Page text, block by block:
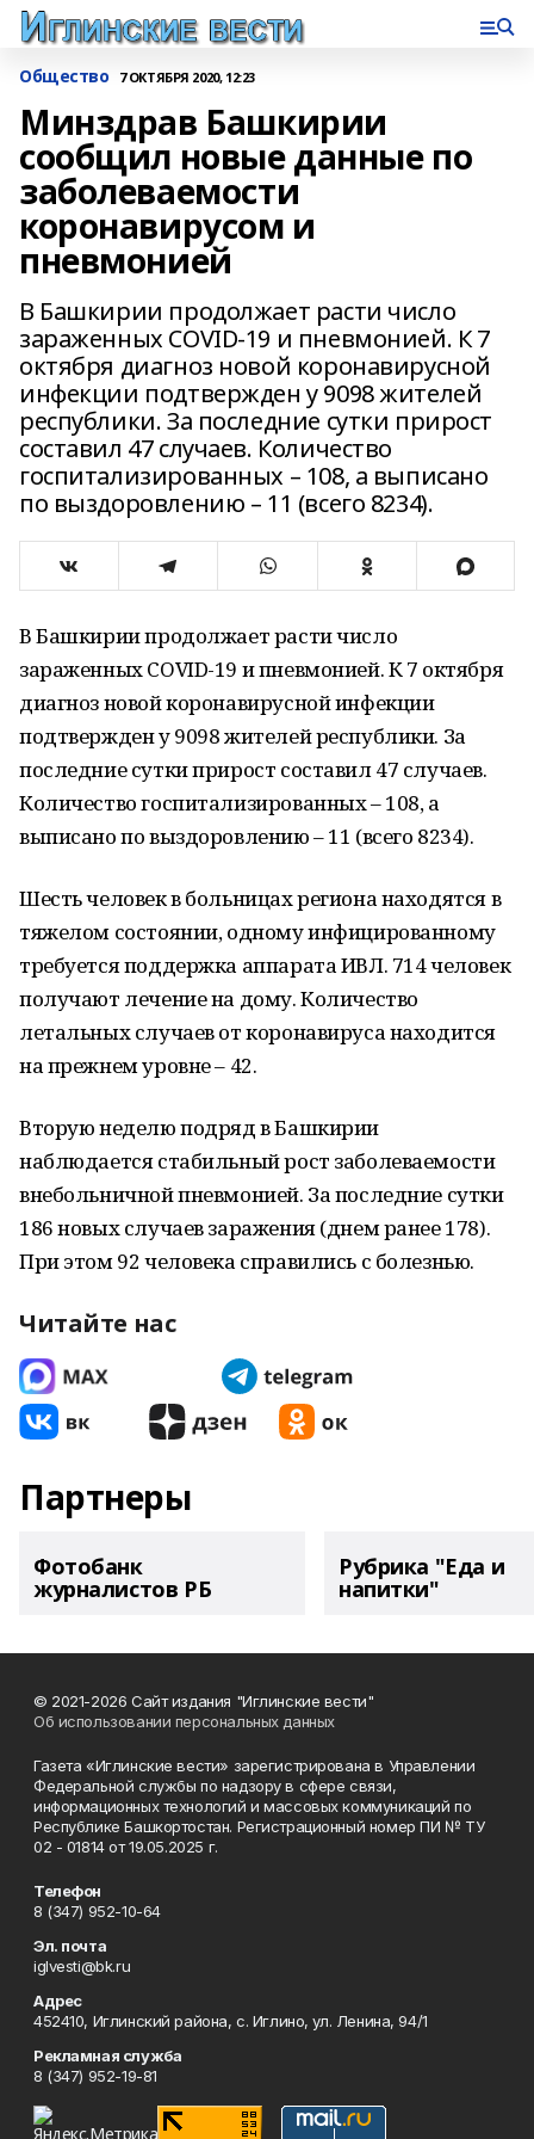
Общество 7 ОКТЯБРЯ 2020, 12:23
Минздрав Башкирии
сообщил новые данные по
заболеваемости
коронавирусом и
пневмонией
В Башкирии продолжает расти число
зараженных COVID-19 и пневмонией. К 7
октября диагноз новой коронавирусной
инфекции подтвержден у 9098 жителей
республики. За последние сутки прирост
составил 47 случаев. Количество
госпитализированных – 108, а выписано
по выздоровлению – 11 (всего 8234).
В Башкирии продолжает расти число
зараженных COVID-19 и пневмонией. К 7 октября
диагноз новой коронавирусной инфекции
подтвержден у 9098 жителей республики. За
последние сутки прирост составил 47 случаев.
Количество госпитализированных – 108, а
выписано по выздоровлению – 11 (всего 8234).
Шесть человек в больницах региона находятся в
тяжелом состоянии, одному инфицированному
требуется поддержка аппарата ИВЛ. 714 человек
получают лечение на дому. Количество
летальных случаев от коронавируса находится
на прежнем уровне – 42.
Вторую неделю подряд в Башкирии
наблюдается стабильный рост заболеваемости
внебольничной пневмонией. За последние сутки
186 новых случаев заражения (днем ранее 178).
При этом 92 человека справились с болезнью.
Читайте нас
Партнеры
Фотобанк
журналистов РБ
Рубрика "Еда и
напитки"
© 2021-2026 Сайт издания "Иглинские вести"
Об использовании персональных данных
Газета «Иглинские вести» зарегистрирована в Управлении
Федеральной службы по надзору в сфере связи,
информационных технологий и массовых коммуникаций по
Республике Башкортостан. Регистрационный номер ПИ № ТУ
02 - 01814 от 19.05.2025 г.
Телефон
8 (347) 952-10-64
Эл. почта
iglvesti@bk.ru
Адрес
452410, Иглинский района, с. Иглино, ул. Ленина, 94/1
Рекламная служба
8 (347) 952-19-81